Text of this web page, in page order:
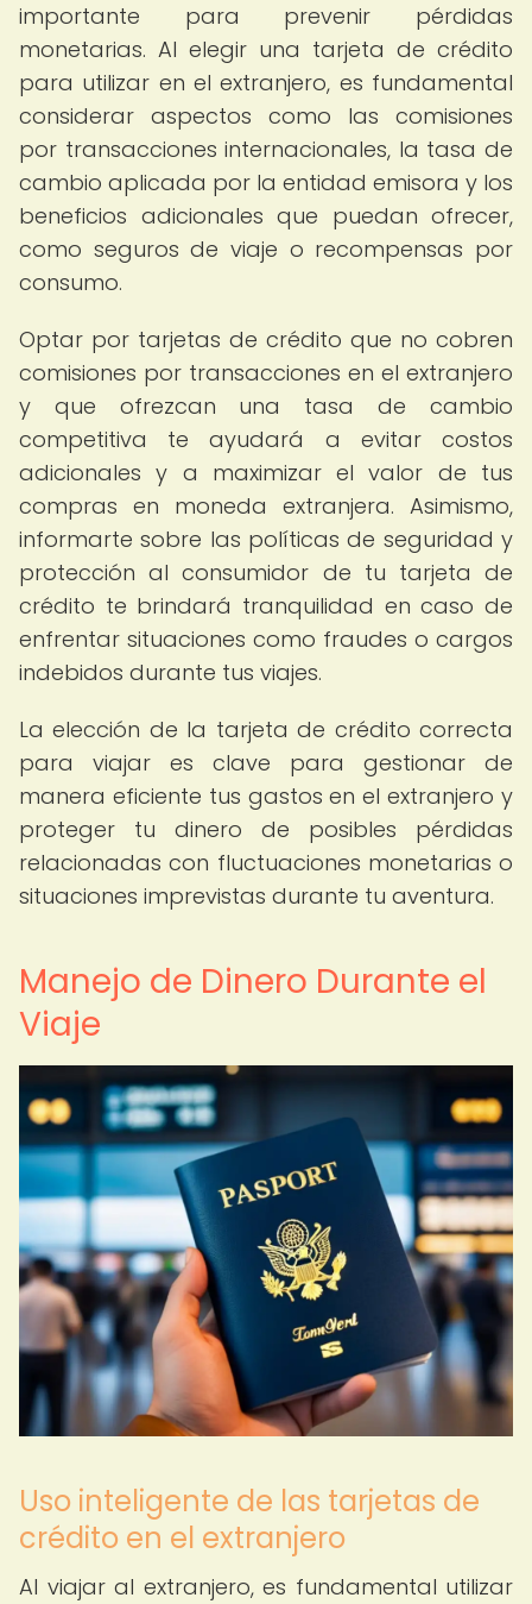
importante para prevenir pérdidas
monetarias. Al elegir una tarjeta de crédito
para utilizar en el extranjero, es fundamental
considerar aspectos como las comisiones
por transacciones internacionales, la tasa de
cambio aplicada por la entidad emisora y los
beneficios adicionales que puedan ofrecer,
como seguros de viaje o recompensas por
consumo.
Optar por tarjetas de crédito que no cobren
comisiones por transacciones en el extranjero
y que ofrezcan una tasa de cambio
competitiva te ayudará a evitar costos
adicionales y a maximizar el valor de tus
compras en moneda extranjera. Asimismo,
informarte sobre las políticas de seguridad y
protección al consumidor de tu tarjeta de
crédito te brindará tranquilidad en caso de
enfrentar situaciones como fraudes o cargos
indebidos durante tus viajes.
La elección de la tarjeta de crédito correcta
para viajar es clave para gestionar de
manera eficiente tus gastos en el extranjero y
proteger tu dinero de posibles pérdidas
relacionadas con fluctuaciones monetarias o
situaciones imprevistas durante tu aventura.
Manejo de Dinero Durante el
Viaje
Uso inteligente de las tarjetas de
crédito en el extranjero
Al viajar al extranjero, es fundamental utilizar